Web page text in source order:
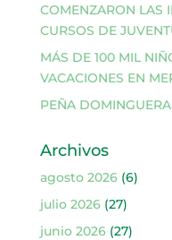
COMENZARON LAS
CURSOS DE
MÁS DE 100 MIL
VACACIONES EN
PEÑA
Archivos
agosto 2026(6)
julio 2026(27)
junio 2026(27)